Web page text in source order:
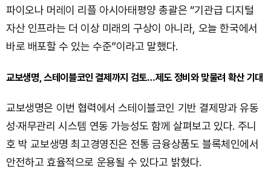
파이오나 머레이 리플 아시아태평양 총괄은 “기관급 디지털
자산 인프라는 더 이상 미래의 구상이 아니라, 오늘 한국에서
바로 배포할 수 있는 수준”이라고 말했다.
교보생명, 스테이블코인 결제까지 검토…제도 정비와 맞물려 확산 기대
교보생명은 이번 협력에서 스테이블코인 기반 결제망과 유동
성·재무관리 시스템 연동 가능성도 함께 살펴보고 있다. 주니
호 박 교보생명 최고경영진은 전통 금융상품도 블록체인에서
안전하고 효율적으로 운용될 수 있다고 밝혔다.